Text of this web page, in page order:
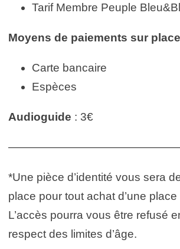
Tarif Membre Peuple
Moyens de paiements sur place
Carte bancaire
Espèces
Audioguide : 3€
*Une pièce d’identité vous sera
place pour tout achat d’une
L’accès pourra vous être refusé
respect des limites d’âge.